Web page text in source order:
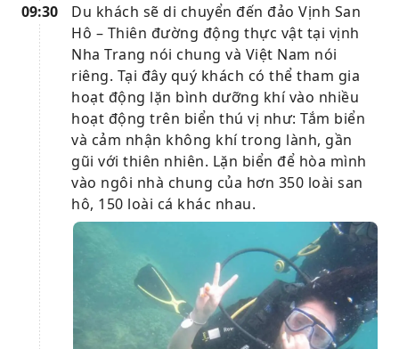
09:30
Du khách sẽ di chuyển đến đảo Vịnh San
Hô – Thiên đường động thực vật tại vịnh
Nha Trang nói chung và Việt Nam nói
riêng. Tại đây quý khách có thể tham gia
hoạt động lặn bình dưỡng khí vào nhiều
hoạt động trên biển thú vị như: Tắm biển
và cảm nhận không khí trong lành, gần
gũi với thiên nhiên. Lặn biển để hòa mình
vào ngôi nhà chung của hơn 350 loài san
hô, 150 loài cá khác nhau.